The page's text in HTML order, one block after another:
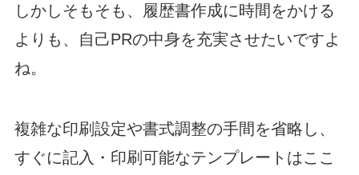
しかしそもそも、履歴書作成に時間をかける
よりも、自己PRの中身を充実させたいですよ
ね。
複雑な印刷設定や書式調整の手間を省略し、
すぐに記入・印刷可能なテンプレートはここ